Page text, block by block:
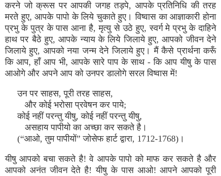
करने जो क्रूस पर आपकी जगह तड़पे, आपके प्रतिनिधि की तरह
मरते हुए, आपके पापो के लिये चुकाते हुए। विष्‍वास का आज्ञाकारी होना
प्रभु के पुत्र के पास आना है, मृत्‍यु से उठे हुए, स्‍वर्ग मे प्रभु के दाहिने
हाथ पर बैठे हुए, आपके न्‍याय के लिये जिलाये हुए, आपको जीवन देने
जिलाये हुए, आपको नया जन्‍म देने जिलाये हुए। मैं कैसे प्रार्थना करूँ
कि आप, हाँ आप भी, आपके सारे पाप के साथ - कि आप यीषु के पास
आओगे और अपने आप को उनपर डालोगे सरल विष्‍वास में!
उन पर साहस, पूरी तरह साहस,
और कोई भरोसा प्रवेषन कर पाये;
कोई नहीं परन्‍तु यीषु, कोई नहीं परन्‍तु यीषु,
असहाय पापीयो का अच्‍छा कर सकते है।
(“आओ, तुम पापीयों” जोसेफ हार्ट द्वारा, 1712-1768)।
यीषु आपको बचा सकते है! वे आपके पापो को माफ कर सकते है और
आपको अनंत जीवन देते है! यीषु के पास आओ! आपने आपको पूरी